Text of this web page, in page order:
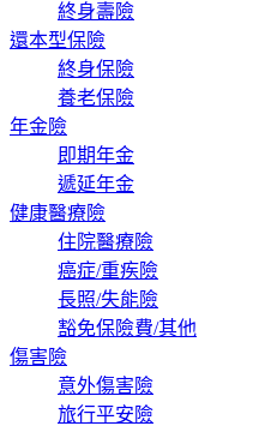
終身壽險
還本型保險
終身保險
養老保險
年金險
即期年金
遞延年金
健康醫療險
住院醫療險
癌症/重疾險
長照/失能險
豁免保險費/其他
傷害險
意外傷害險
旅行平安險